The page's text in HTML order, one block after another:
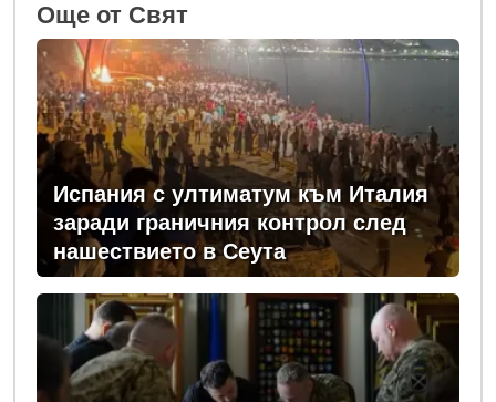
Oще от Свят
Испания с ултиматум към Италия
заради граничния контрол след
нашествието в Сеута